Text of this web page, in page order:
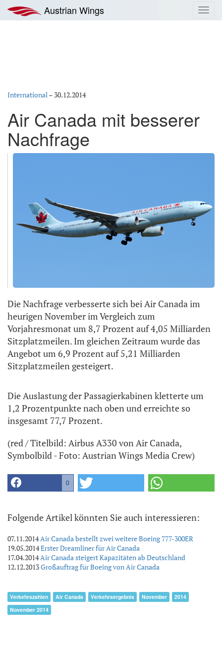
Inhalt
springen
Austrian Wings
International– 30.12.2014
Air Canada mit besserer
Nachfrage
Die Nachfrage verbesserte sich bei Air Canada im
heurigen November im Vergleich zum
Vorjahresmonat um 8,7 Prozent auf 4,05 Milliarden
Sitzplatzmeilen. Im gleichen Zeitraum wurde das
Angebot um 6,9 Prozent auf 5,21 Milliarden
Sitzplatzmeilen gesteigert.
Die Auslastung der Passagierkabinen kletterte um
1,2 Prozentpunkte nach oben und erreichte so
insgesamt 77,7 Prozent.
(red / Titelbild: Airbus A330 von Air Canada,
Symbolbild - Foto: Austrian Wings Media Crew)
0
Folgende Artikel könnten Sie auch interessieren:
07.11.2014Air Canada bestellt zwei weitere Boeing 777-300ER
19.05.2014Erster Dreamliner für Air Canada
17.04.2014Air Canada steigert Kapazitäten ab Deutschland
12.12.2013Großauftrag für Boeing von Air Canada
Verkehrszahlen Air Canada Verkehrsergebnis November
2014
November 2014